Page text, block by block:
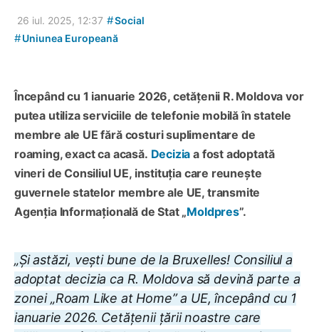
26 iul. 2025, 12:37 #Social
#Uniunea Europeană
Începând cu 1 ianuarie 2026, cetățenii R. Moldova vor
putea utiliza serviciile de telefonie mobilă în statele
membre ale UE fără costuri suplimentare de
roaming, exact ca acasă. Decizia a fost adoptată
vineri de Consiliul UE, instituția care reunește
guvernele statelor membre ale UE, transmite
Agenția Informațională de Stat „Moldpres”.
„Și astăzi, vești bune de la Bruxelles! Consiliul a
adoptat decizia ca R. Moldova să devină parte a
zonei „Roam Like at Home” a UE, începând cu 1
ianuarie 2026. Cetățenii țării noastre care